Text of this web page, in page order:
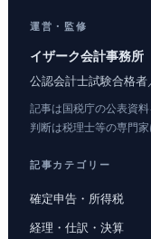
運営・監修
イザーク会計事務所
公認会計士試験合格
記事は国税庁の公表資
判断は税理士等の専門家
記事カテゴリー
確定申告・所得税
経理・仕訳・決算